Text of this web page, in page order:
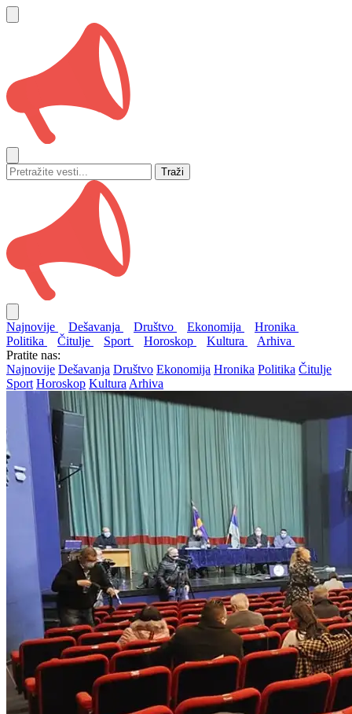
Traži
Najnovije Dešavanja Društvo Ekonomija
Hronika
Politika
Čitulje Sport Horoskop Kultura
Arhiva
Pratite nas:
Najnovije Dešavanja Društvo Ekonomija Hronika Politika Čitulje
Sport Horoskop Kultura Arhiva